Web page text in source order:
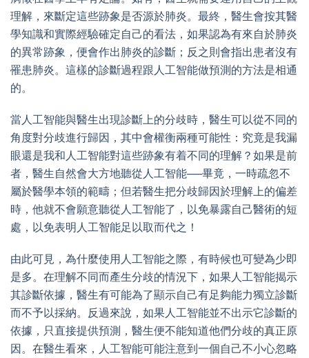
理解，來斷定這些跡象是否源於肺炎。最終，醫生會按其醫
學知識和實際經驗確定自己的看法，如果認為有來自於肺炎
的異常跡象，便會作出肺炎的診斷；反之則會指出患者沒有
罹患肺炎。這樣的診斷過程跟人工智能做預測的方法是相通
的。
當人工智能與醫生出現診斷上的分歧時，醫生可以從不同的
角度對分歧進行歸因，其中會權衡兩種可能性：究竟是我漏
眼還是我和人工智能對這些跡象有着不同的理解？如果是前
者，醫生自然會大方地聽從人工智能──畢竟，一時疏忽不
屬於醫學本領的範疇；但若醫生把分歧歸因於理解上的偏差
時，他就不會願意聽從人工智能了，以免暴露自己醫術的短
處，以免表明人工智能足以取而代之！
由此可見，為什麼使用人工智能之際，有時候也可變為少即
是多。在理解不同而產生分歧的情況下，如果人工智能揭示
其診斷依據，醫生有可能為了顯示自己有足夠能力獨立診斷
而不予以採納。反過來說，如果人工智能並不出示它診斷的
依據，只直接提供預測，醫生便不能知道他們分歧的真正原
因。在醫生看來，人工智能可能注意到一個自己不小心忽略